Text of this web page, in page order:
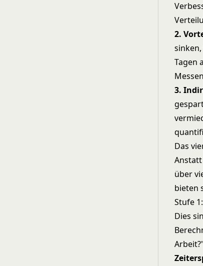
2.
Tagen
3.
Das
Anstatt
über
bieten
Stufe
Dies